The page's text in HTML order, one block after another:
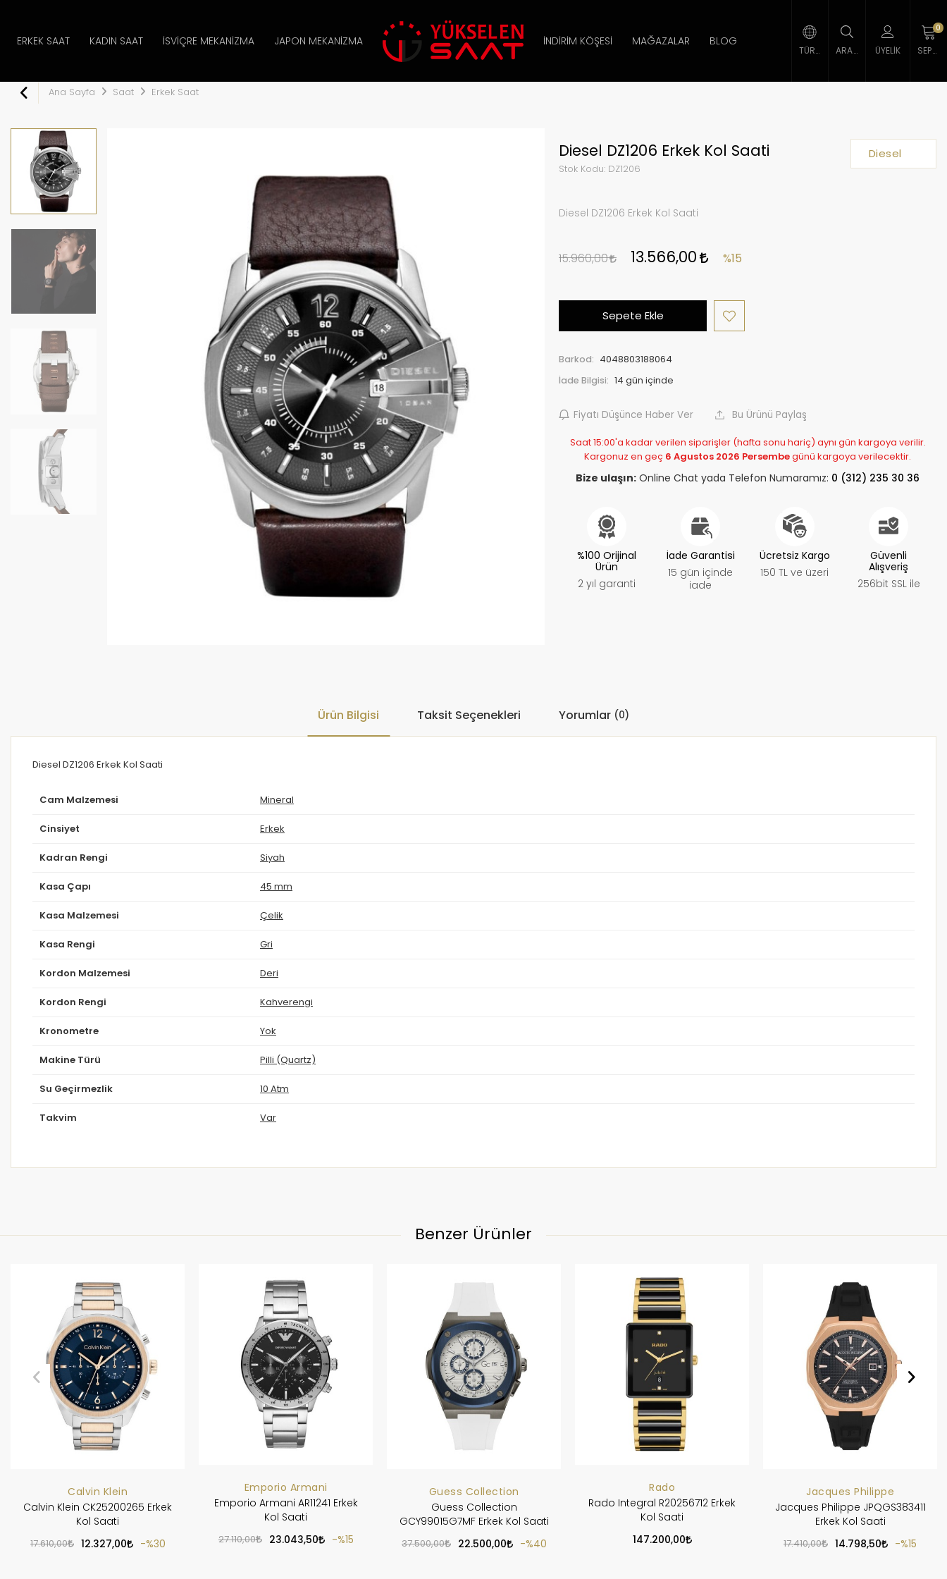
ERKEK SAAT KADIN SAAT İSVIÇRE MEKANIZMA JAPON MEKANIZMA İNDIRIM KÖŞESI MAĞAZALAR BLOG
ÜYELIK
0
Ana Sayfa Saat Erkek Saat
Diesel
Diesel DZ1206 Erkek Kol Saati
Stok Kodu: DZ1206
Diesel DZ1206 Erkek Kol Saati
15.960,00 13.566,00 %15
Sepete Ekle
Barkod: 4048803188064
İade Bilgisi:
Fiyatı Düşünce Haber Ver Bu Ürünü Paylaş
Saat 15:00'a kadar verilen siparişler (hafta sonu hariç) aynı gün kargoya verilir.
Kargonuz en geç 6 Agustos 2026 Persembe günü kargoya verilecektir.
Bize ulaşın: Online Chat yada Telefon Numaramız: 0 (312) 235 30 36
%100 Orijinal
Ürün
2 yıl garanti
İade Garantisi
15 gün içinde
iade
Ücretsiz Kargo
150 TL ve üzeri
Güvenli
Alışveriş
256bit SSL ile
Ürün Bilgisi Taksit Seçenekleri Yorumlar (0)
Diesel DZ1206 Erkek Kol Saati
Cam Malzemesi Mineral
Cinsiyet Erkek
Kadran Rengi Siyah
Kasa Çapı 45 mm
Kasa Malzemesi Çelik
Kasa Rengi Gri
Kordon Malzemesi Deri
Kordon Rengi Kahverengi
Kronometre Yok
Makine Türü Pilli (Quartz)
Su Geçirmezlik 10 Atm
Takvim Var
Benzer Ürünler
Calvin Klein
Calvin Klein CK25200265 Erkek
Kol Saati
17.610,00 12.327,00 %30
Emporio Armani
Emporio Armani AR11241 Erkek
Kol Saati
27.110,00 23.043,50 %15
Guess Collection
Guess Collection
GCY99015G7MF Erkek Kol Saati
37.500,00 22.500,00 %40
Rado
Rado Integral R20256712 Erkek
Kol Saati
147.200,00
Jacques Philippe
Jacques Philippe JPQGS383411
Erkek Kol Saati
17.410,00 14.798,50 %15